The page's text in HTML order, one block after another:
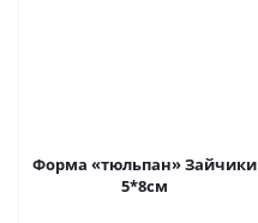
Форма «тюльпан» Зайчики
5*8см